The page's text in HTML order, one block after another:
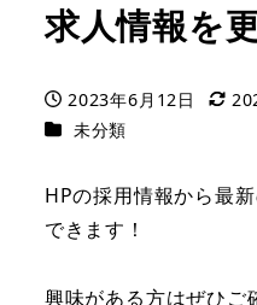
求人情報を
投稿日
2023年6月12日
更新
カテゴリー
未分類
HPの採用情報から最
できます！
興味がある方はぜひご